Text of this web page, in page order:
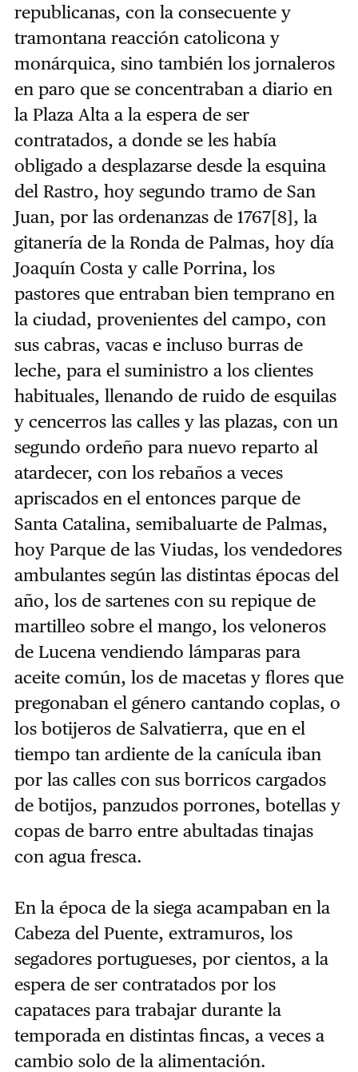
republicanas, con la consecuente y
tramontana reacción catolicona y
monárquica, sino también los jornaleros
en paro que se concentraban a diario en
la Plaza Alta a la espera de ser
contratados, a donde se les había
obligado a desplazarse desde la esquina
del Rastro, hoy segundo tramo de San
Juan, por las ordenanzas de 1767[8], la
gitanería de la Ronda de Palmas, hoy día
Joaquín Costa y calle Porrina, los
pastores que entraban bien temprano en
la ciudad, provenientes del campo, con
sus cabras, vacas e incluso burras de
leche, para el suministro a los clientes
habituales, llenando de ruido de esquilas
y cencerros las calles y las plazas, con un
segundo ordeño para nuevo reparto al
atardecer, con los rebaños a veces
apriscados en el entonces parque de
Santa Catalina, semibaluarte de Palmas,
hoy Parque de las Viudas, los vendedores
ambulantes según las distintas épocas del
año, los de sartenes con su repique de
martilleo sobre el mango, los veloneros
de Lucena vendiendo lámparas para
aceite común, los de macetas y flores que
pregonaban el género cantando coplas, o
los botijeros de Salvatierra, que en el
tiempo tan ardiente de la canícula iban
por las calles con sus borricos cargados
de botijos, panzudos porrones, botellas y
copas de barro entre abultadas tinajas
con agua fresca.
En la época de la siega acampaban en la
Cabeza del Puente, extramuros, los
segadores portugueses, por cientos, a la
espera de ser contratados por los
capataces para trabajar durante la
temporada en distintas fincas, a veces a
cambio solo de la alimentación.